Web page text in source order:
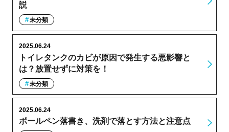
説
未分類
トイレタンクのカビが原因で発生する悪影響と
は？放置せずに対策を！
2025.06.24
未分類
ボールペン落書き、洗剤で落とす方法と注意点
2025.06.24